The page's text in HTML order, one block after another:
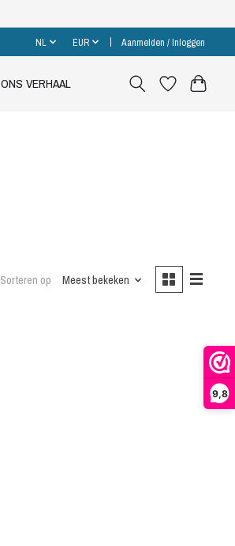
9,8
NL EUR Aanmelden / Inloggen
ONS VERHAAL
Sorteren op Meest bekeken